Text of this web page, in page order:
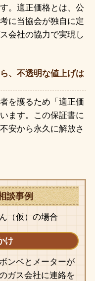
。適正価格とは、公
に当協会が独自に定
会社の協力で実現し
、不透明な値上げは
を護るため「適正価
ます。この保証書に
安から永久に解放さ
談事例
（仮）の場合
け
ンベとメーターが
ガス会社に連絡を